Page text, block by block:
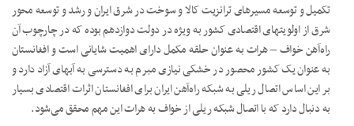
تکمیل و توسعه مسیرهای ترانزیت کالا و سوخت در شرق ایران و رشد و توسعه محور
شرق از اولویتهای اقتصادی کشور به ویژه در دولت دوازدهم بوده که در چارچوب آن
راه‌آهن خواف – هرات به عنوان حلقه مکمل دارای اهمیت شایانی است و افغانستان
به عنوان یک کشور محصور در خشکی نیازی مبرم به دسترسی به آبهای آزاد دارد و
بر این اساس اتصال ریلی به شبکه راه‌آهن ایران برای افغانستان اثرات اقتصادی بسیار
به دنبال دارد که با اتصال شبکه ریلی از خواف به هرات این مهم محقق می‌شود.